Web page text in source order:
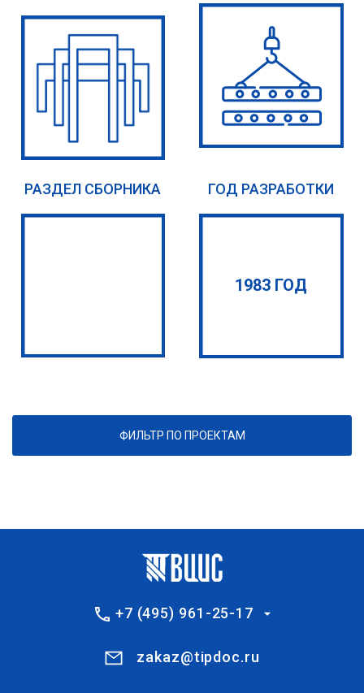
РАЗДЕЛ СБОРНИКА ГОД РАЗРАБОТКИ
1983 ГОД
ФИЛЬТР ПО ПРОЕКТАМ
+7 (495) 961-25-17
zakaz@tipdoc.ru